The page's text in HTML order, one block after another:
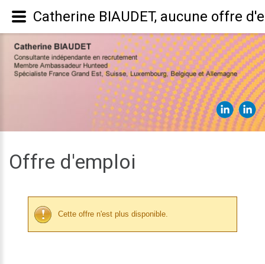
Offre d'emploi
Cette offre n'est plus disponible.
Catherine BIAUDET, aucune offre